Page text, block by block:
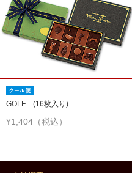
GOLF (16枚入り)
¥1,404（税込）